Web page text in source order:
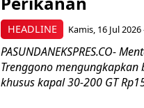
HEADLINE Kamis, 16 Jul 2026
PASUNDANEKSPRES.CO-
Trenggono
khusus kapal 30-200 GT